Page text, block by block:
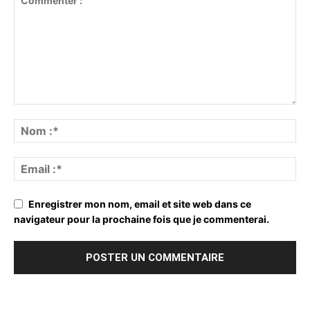
Enregistrer mon nom, email et site web dans ce
navigateur pour la prochaine fois que je commenterai.